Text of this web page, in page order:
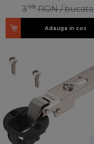
398 RON / bucata
Adauga in cos